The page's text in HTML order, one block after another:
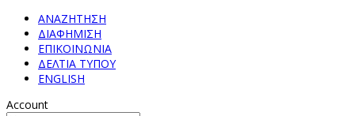
ΑΝΑΖΗΤΗΣΗ
ΔΙΑΦΗΜΙΣΗ
ΕΠΙΚΟΙΝΩΝΙΑ
ΔΕΛΤΙΑ ΤΥΠΟΥ
ENGLISH
Account